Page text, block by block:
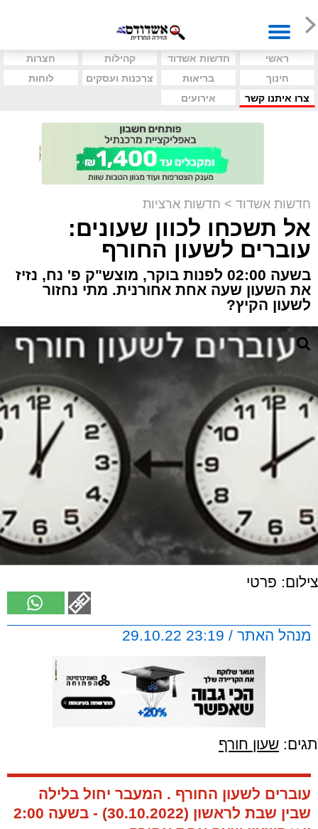
ראשי חדשות אשדוד קהילות
חצרות
חינוך
בריאות צרכנות ועסקים
לוחות
צרו איתנו קשר
אירועים
חדשות אשדוד > חדשות ארציות
אל תשכחו לכוון שעונים:
עוברים לשעון החורף
בשעה 02:00 לפנות בוקר, מוצש"ק פ' נח, נזיז
את השעון שעה אחת אחורנית. מתי נחזור
לשעון הקיץ?
צילום: פרטי
מנהל האתר / 23:19 29.10.22
תגים: שעון חורף
עוברים לשעון החורף . המעבר יחול בלילה
שבין שבת לראשון (30.10.2022) - בשעה 2:00